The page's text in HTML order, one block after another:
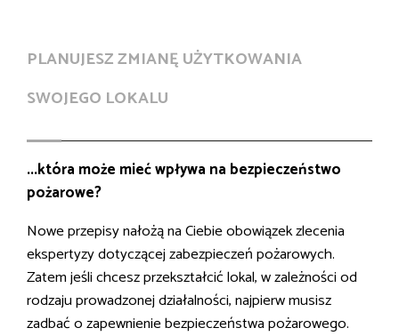
PLANUJESZ ZMIANĘ UŻYTKOWANIA
SWOJEGO LOKALU
...która może mieć wpływa na bezpieczeństwo
pożarowe?
Nowe przepisy nałożą na Ciebie obowiązek zlecenia
ekspertyzy dotyczącej zabezpieczeń pożarowych.
Zatem jeśli chcesz przekształcić lokal, w zależności od
rodzaju prowadzonej działalności, najpierw musisz
zadbać o zapewnienie bezpieczeństwa pożarowego.